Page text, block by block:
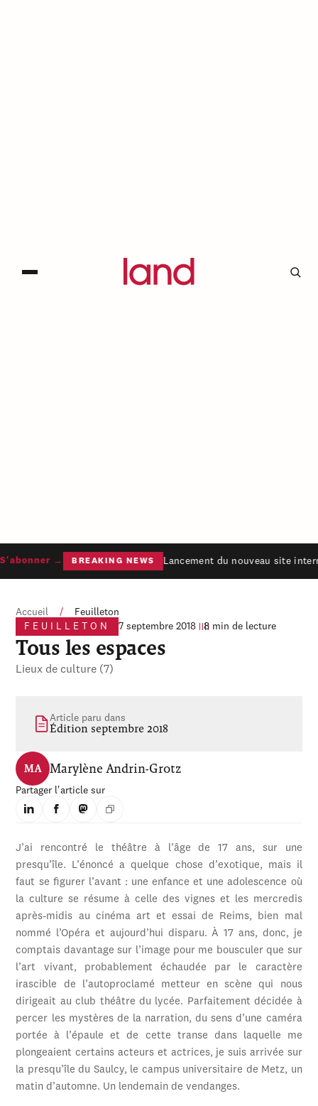
→ BREAKING NEWS Lancement du nouveau site
Accueil /
Feuilleton
FEUILLETON
7 septembre 2018 8 min de lecture
Tous les espaces
Lieux de culture (7)
Article paru dans
Édition septembre 2018
MA Marylène Andrin-Grotz
Partager l'article sur
J’ai rencontré le théâtre à l’âge de 17 ans, sur une
presqu’île. L’énoncé a quelque chose d’exotique, mais il
faut se figurer l’avant : une enfance et une adolescence où
la culture se résume à celle des vignes et les mercredis
après-midis au cinéma art et essai de Reims, bien mal
nommé l’Opéra et aujourd’hui disparu. À 17 ans, donc, je
comptais davantage sur l’image pour me bousculer que sur
l’art vivant, probablement échaudée par le caractère
irascible de l’autoproclamé metteur en scène qui nous
dirigeait au club théâtre du lycée. Parfaitement décidée à
percer les mystères de la narration, du sens d’une caméra
portée à l’épaule et de cette transe dans laquelle me
plongeaient certains acteurs et actrices, je suis arrivée sur
la presqu’île du Saulcy, le campus universitaire de Metz, un
matin d’automne. Un lendemain de vendanges.